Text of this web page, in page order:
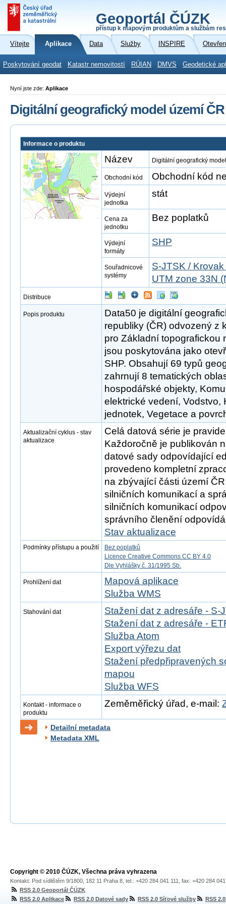
Geoportál ČÚZK
přístup k mapovým produktům a službám
Vítejte Aplikace Data Služby INSPIRE
Poskytování geodat Katastr nemovitostí RÚIAN DMVS Geodetické
Nyní jste zde: Aplikace
Digitální geografický model území ČR
Informace o produktu
Název Digitální geografický
Obchodní kód Obchodní kód
Výdejní
jednotka
stát
Cena za
jednotku
Bez poplatků
Výdejní
formáty
SHP
Souřadnicové
systémy
S-JTSK /
UTM zone 33N
Distribuce
Popis produktu
Data50 je digitální
republiky (ČR) odvozený z
pro Základní topografickou
jsou poskytována jako
SHP. Obsahují 69 typů
zahrnují 8 tematických
hospodářské objekty,
elektrické vedení, Vodstvo,
jednotek, Vegetace a
Aktualizační cyklus - stav
aktualizace
Celá datová série je
Každoročně je publikován
datové sady odpovídající
provedeno kompletní
na zbývající části území
silničních komunikací a
silničních komunikací
správního členění
Stav aktualizace
Podmínky přístupu a použití
Bez poplatků
Licence Creative Commons CC BY 4.0
Dle Vyhlášky č. 31/1995 Sb.
Prohlížení dat
Mapová aplikace
Služba WMS
Stahování dat
Stažení dat z adresáře - S-
Stažení dat z adresáře -
Služba Atom
Export výřezu dat
Stažení předpřipravených
mapou
Služba WFS
Kontakt - informace o
produktu
Zeměměřický úřad, e-mail:
Detailní metadata
Metadata XML
Copyright © 2010 ČÚZK, Všechna práva vyhrazena
Kontakt: Pod sídlištěm 9/1800, 182 11 Praha 8, tel.: +420 284 041 111, fax: +420 284
RSS 2.0 Geoportál ČÚZK
RSS 2.0 Aplikace
RSS 2.0 Datové sady RSS 2.0 Síťové služby RSS